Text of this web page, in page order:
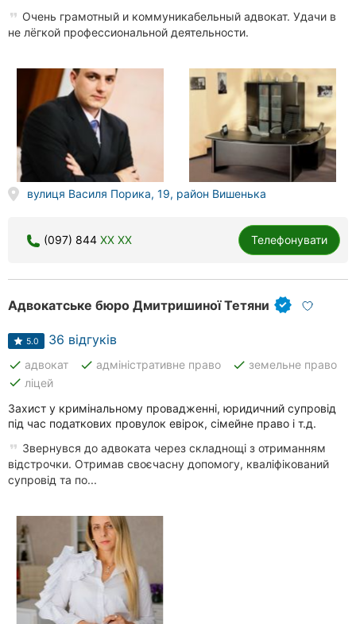
Очень грамотный и коммуникабельный адвокат. Удачи в
не лёгкой профессиональной деятельности.
вулиця Василя Порика, 19, район Вишенька
(097) 844 XX XX Телефонувати
Адвокатське бюро Дмитришиної Тетяни
5.0 36 відгуків
done адвокат done адміністративне право done земельне право
done ліцей
Захист у кримінальному провадженні, юридичний супровід
під час податкових провулок евірок, сімейне право і т.д.
Звернувся до адвоката через складнощі з отриманням
відстрочки. Отримав своєчасну допомогу, кваліфікований
супровід та по...